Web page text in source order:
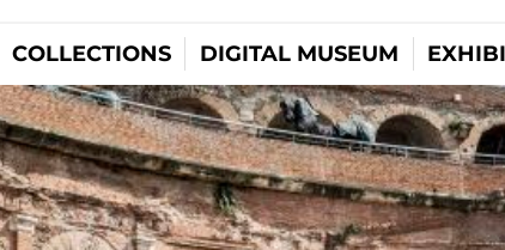
COLLECTIONS DIGITAL MUSEUM